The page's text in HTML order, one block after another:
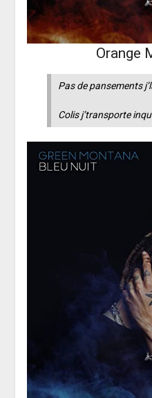
Orange
Pas de pansements
Colis j’transporte